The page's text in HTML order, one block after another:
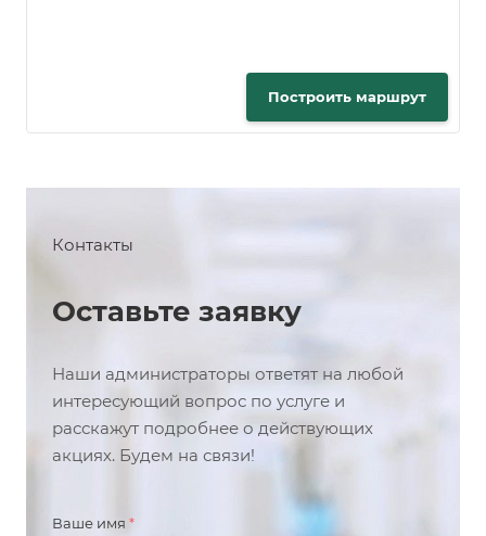
Построить маршрут
Контакты
Оставьте заявку
Наши администраторы ответят на любой
интересующий вопрос по услуге и
расскажут подробнее о действующих
акциях. Будем на связи!
Ваше имя *